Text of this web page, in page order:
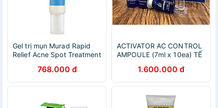
Gel trị mụn Murad Rapid
Relief Acne Spot Treatment
768.000 đ
ACTIVATOR AC CONTROL
AMPOULE (7ml x 10ea) TẾ
1.600.000 đ